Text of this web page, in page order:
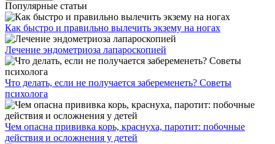
Популярные статьи
Как быстро и правильно вылечить экзему на ногах
Лечение эндометриоза лапароскопией
Что делать, если не получается забеременеть? Советы
психолога
Чем опасна прививка корь, краснуха, паротит: побочные
действия и осложнения у детей